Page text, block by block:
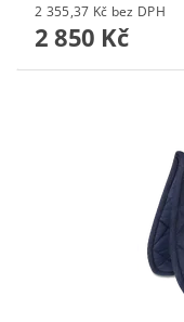
2 355,37 Kč bez DPH
2 850 Kč